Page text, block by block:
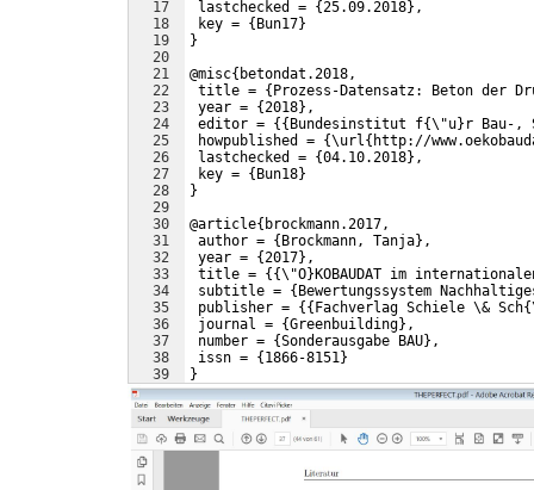
17
18
19
20
21
22
23
24
25
26
27
28
29
30
31
32
33
34
35
36
37
38
39
lastchecked = {25.09.2018},
key = {Bun17}
}
@misc{betondat.2018,
title = {Prozess-Datensatz: Beton der
year = {2018},
editor = {{Bundesinstitut f{\"u}r Bau-,
howpublished = {\url{http://
lastchecked = {04.10.2018},
key = {Bun18}
}
@article{brockmann.2017,
author = {Brockmann, Tanja},
year = {2017},
title = {{\"O}KOBAUDAT im
subtitle = {Bewertungssystem
publisher = {{Fachverlag Schiele \&
journal = {Greenbuilding},
number = {Sonderausgabe BAU},
issn = {1866-8151}
}